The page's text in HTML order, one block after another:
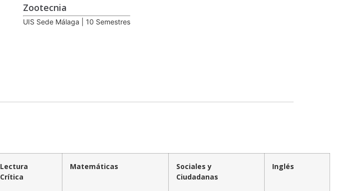
Zootecnia
UIS Sede Málaga | 10 Semestres
Lectura
Crítica
Matemáticas
Sociales y
Ciudadanas
Inglés